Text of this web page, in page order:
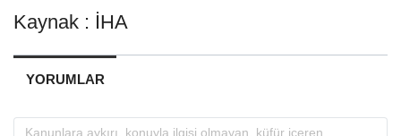
Kaynak : İHA
YORUMLAR